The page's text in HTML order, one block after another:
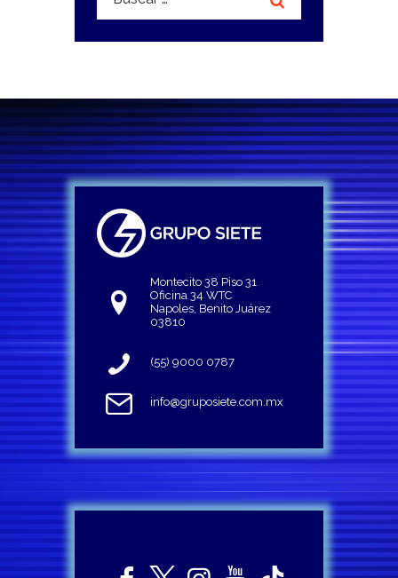
Montecito 38 Piso 31
Oficina 34 WTC
Napoles, Benito Juárez
03810
(55) 9000 0787
info@gruposiete.com.mx